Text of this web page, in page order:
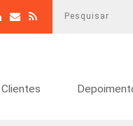
Clientes